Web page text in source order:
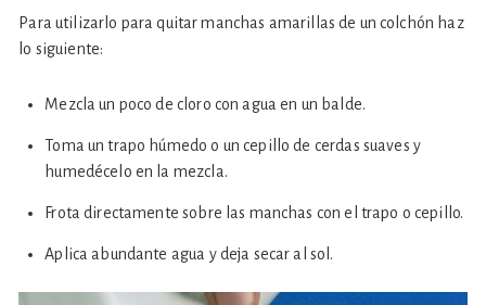
Para utilizarlo para quitar manchas amarillas de un colchón haz
lo siguiente:
Mezcla un poco de cloro con agua en un balde.
Toma un trapo húmedo o un cepillo de cerdas suaves y
humedécelo en la mezcla.
Frota directamente sobre las manchas con el trapo o cepillo.
Aplica abundante agua y deja secar al sol.